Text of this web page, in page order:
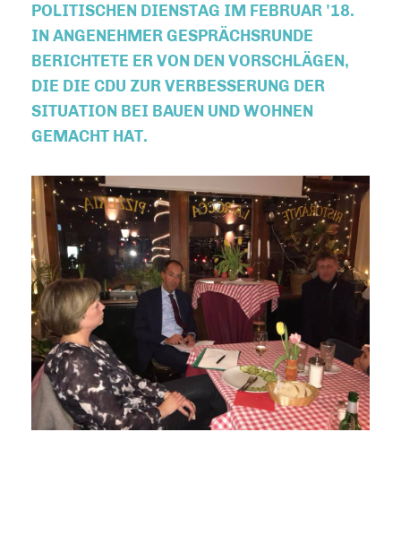
POLITISCHEN DIENSTAG IM FEBRUAR '18.
IN ANGENEHMER GESPRÄCHSRUNDE
BERICHTETE ER VON DEN VORSCHLÄGEN,
DIE DIE CDU ZUR VERBESSERUNG DER
SITUATION BEI BAUEN UND WOHNEN
GEMACHT HAT.